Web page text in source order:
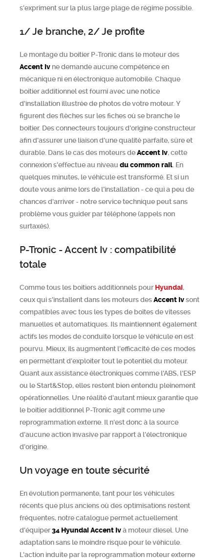
s'expriment sur la plus large plage de régime possible.
1/ Je branche, 2/ Je profite
Le montage du boitier P-Tronic dans le moteur des
Accent Iv ne demande aucune compétence en
mécanique ni en électronique automobile. Chaque
boitier additionnel est fourni avec une notice
d'installation illustrée de photos de votre moteur. Y
figurent des flèches sur les fiches où se branche le
boitier. Des connecteurs toujours d'origine constructeur
afin d'assurer une liaison d'une qualité parfaite, sûre et
durable. Dans le cas des moteurs deAccent Iv, cette
connexion s'effectue au niveau du common rail . En
quelques minutes, le véhicule est transformé. Et si un
doute vous anime lors de l'installation - ce qui a peu de
chances d'arriver - notre service technique peut sans
problème vous guider par téléphone (appels non
surtaxés).
P-Tronic - Accent Iv : compatibilité
totale
Comme tous les boitiers additionnels pour Hyundai,
ceux qui s'installent dans les moteurs desAccent Ivsont
compatibles avec tous les types de boîtes de vitesses
manuelles et automatiques. Ils maintiennent également
actifs les modes de conduite lorsque le véhicule en est
pourvu. Mieux, ils augmentent l'efficacité de ces modes
en permettant d'exploiter tout le potentiel du moteur.
Quant aux assistance électroniques comme l'ABS, l'ESP
ou le Start&Stop, elles restent bien entendu pleinement
opérationnelles. Une réalité d'autant mieux garantie que
le boitier additionnel P-Tronic agit comme une
reprogrammation externe. Il n'est donc à la source
d'aucune action invasive par rapport à l'électronique
d'origine.
Un voyage en toute sécurité
En évolution permanente, tant pour les véhicules
récents que plus anciens où des optimisations restent
fréquentes, notre catalogue permet actuellement
d'équiper34 Hyundai Accent Ivà moteur diesel. Une
adaptation sans le moindre risque pour le véhicule.
L'action induite par la reprogrammation moteur externe